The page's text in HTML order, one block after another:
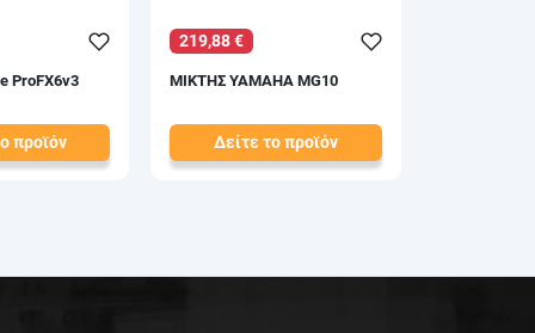
ProFX6v3
προϊόν
219,88 €
ΜΙΚΤΗΣ YAMAHA MG10
Δείτε το προϊόν
239,00 €